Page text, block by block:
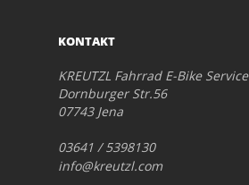
KONTAKT
KREUTZL Fahrrad E-Bike Service
Dornburger Str.56
07743 Jena
03641 / 5398130
info@kreutzl.com